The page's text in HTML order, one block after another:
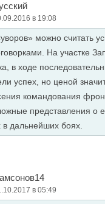
в 19:08
можно считать
На участке
в ходе
успех, но ценой
командования
представления о
в дальнейших боях.
в 05:49